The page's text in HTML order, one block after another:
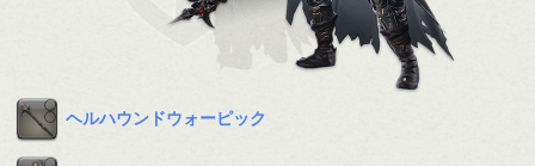
ヘルハウンドウォーピック